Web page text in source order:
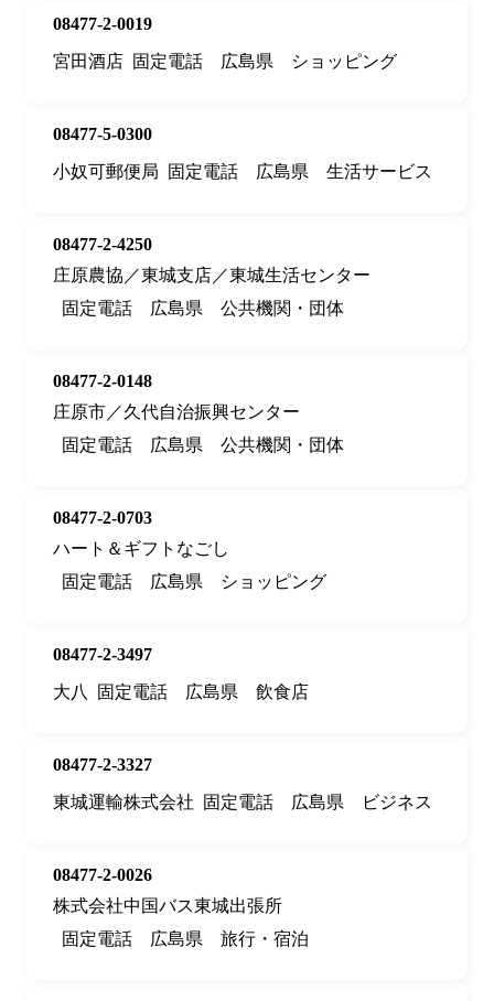
08477-2-0019
宮田酒店 固定電話 広島県 ショッピング
08477-5-0300
小奴可郵便局
固定電話 広島県 生活サービス
08477-2-4250
庄原農協／東城支店／東城生活センター
固定電話
広島県 公共機関・団体
08477-2-0148
庄原市／久代自治振興センター
固定電話
広島県 公共機関・団体
08477-2-0703
ハート＆ギフトなごし
固定電話
広島県 ショッピング
08477-2-3497
大八
固定電話 広島県 飲食店
08477-2-3327
東城運輸株式会社
固定電話 広島県 ビジネス
08477-2-0026
株式会社中国バス東城出張所
固定電話
広島県 旅行・宿泊